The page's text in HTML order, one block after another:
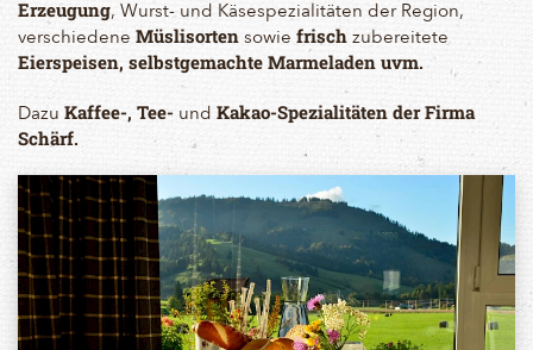
Erzeugung, Wurst- und Käsespezialitäten der Region,
verschiedene Müslisorten sowie frisch zubereitete
Eierspeisen, selbstgemachte Marmeladen uvm.
Dazu Kaffee-, Tee- und Kakao-Spezialitäten der Firma
Schärf.